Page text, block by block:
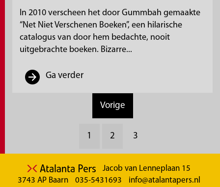
In 2010 verscheen het door Gummbah gemaakte
“Net Niet Verschenen Boeken”, een hilarische
catalogus van door hem bedachte, nooit
uitgebrachte boeken. Bizarre...
Ga verder
Vorige
1 2 3
Jacob van Lenneplaan 15
3743 AP Baarn
035-5431693 info@atalantapers.nl